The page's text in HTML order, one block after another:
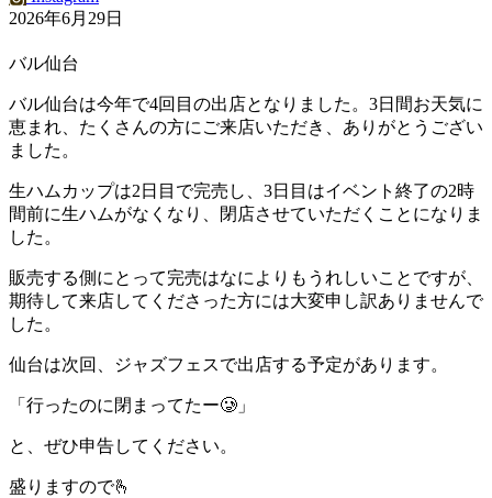
2026年6月29日
バル仙台
バル仙台は今年で4回目の出店となりました。3日間お天気に
恵まれ、たくさんの方にご来店いただき、ありがとうござい
ました。
生ハムカップは2日目で完売し、3日目はイベント終了の2時
間前に生ハムがなくなり、閉店させていただくことになりま
した。
販売する側にとって完売はなによりもうれしいことですが、
期待して来店してくださった方には大変申し訳ありませんで
した。
仙台は次回、ジャズフェスで出店する予定があります。
「行ったのに閉まってたー🥲」
と、ぜひ申告してください。
盛りますので🫰